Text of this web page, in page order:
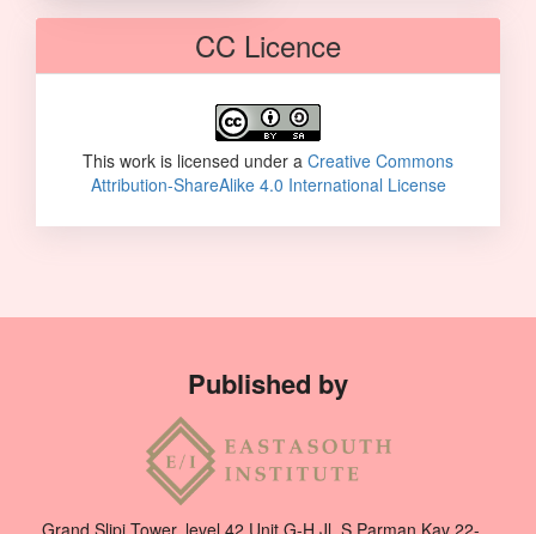
CC Licence
This work is licensed under a Creative Commons
Attribution-ShareAlike 4.0 International License
Published by
Grand Slipi Tower, level 42 Unit G-H Jl. S Parman Kav 22-